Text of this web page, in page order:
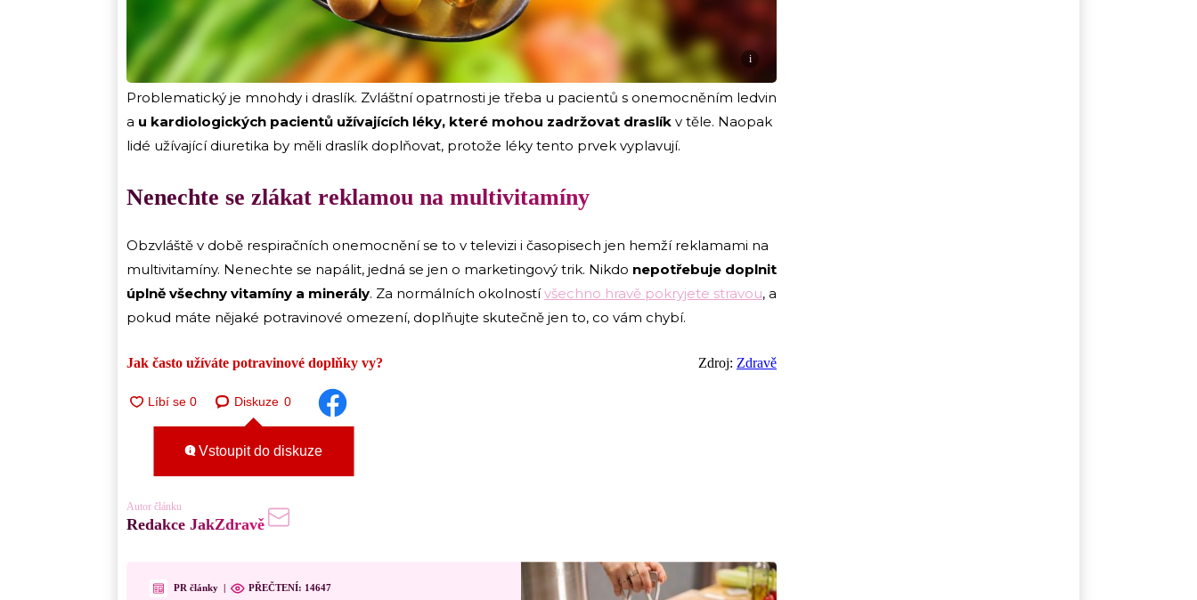
i
Problematický je mnohdy i draslík. Zvláštní opatrnosti je třeba u pacientů s onemocněním ledvin
a u kardiologických pacientů užívajících léky, které mohou zadržovat draslík v těle. Naopak
lidé užívající diuretika by měli draslík doplňovat, protože léky tento prvek vyplavují.
Nenechte se zlákat reklamou na multivitamíny
Obzvláště v době respiračních onemocnění se to v televizi i časopisech jen hemží reklamami na
multivitamíny. Nenechte se napálit, jedná se jen o marketingový trik. Nikdo nepotřebuje doplnit
úplně všechny vitamíny a minerály. Za normálních okolnostívšechno hravě pokryjete stravou, a
pokud máte nějaké potravinové omezení, doplňujte skutečně jen to, co vám chybí.
Jak často užíváte potravinové doplňky vy? Zdroj: Zdravě
Diskuze 0
Vstoupit do diskuze
Autor článku
Redakce JakZdravě
PR články PŘEČTENÍ: 14647